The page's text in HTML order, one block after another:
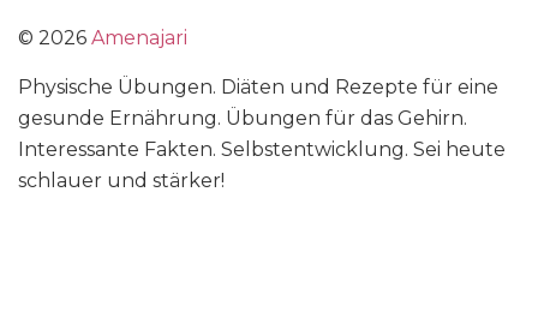
© 2026 Amenajari
Physische Übungen. Diäten und Rezepte für eine
gesunde Ernährung. Übungen für das Gehirn.
Interessante Fakten. Selbstentwicklung. Sei heute
schlauer und stärker!